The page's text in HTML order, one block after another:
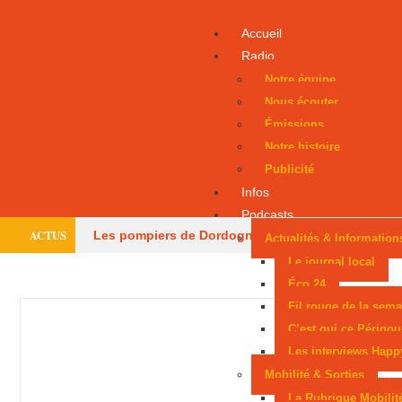
Accueil
Radio
Notre équipe
Nous écouter
Émissions
Notre histoire
Publicité
Infos
Podcasts
Actualités &
Le journal local
Éco 24
Fil rouge de la
C’est qui ce
Les interviews
Mobilité & Sorties
La Rubrique
ACTUS Les pompiers de Dordogne de retour après les
Des obus découverts dans une
La baignade de nouveau
De violents orages